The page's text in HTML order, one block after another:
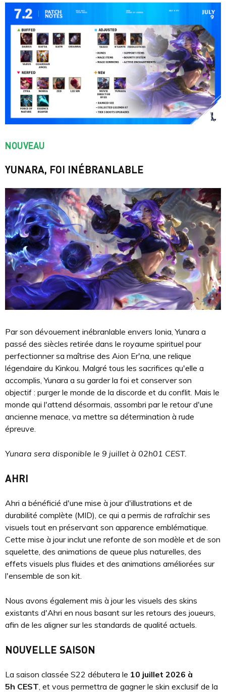
NOUVEAU
YUNARA, FOI INÉBRANLABLE
Par son dévouement inébranlable envers Ionia, Yunara a
passé des siècles retirée dans le royaume spirituel pour
perfectionner sa maîtrise des Aion Er'na, une relique
légendaire du Kinkou. Malgré tous les sacrifices qu'elle a
accomplis, Yunara a su garder la foi et conserver son
objectif : purger le monde de la discorde et du conflit. Mais le
monde qui l'attend désormais, assombri par le retour d'une
ancienne menace, va mettre sa détermination à rude
épreuve.
Yunara sera disponible le 9 juillet à 02h01 CEST.
AHRI
Ahri a bénéficié d'une mise à jour d'illustrations et de
durabilité complète (MID), ce qui a permis de rafraîchir ses
visuels tout en préservant son apparence emblématique.
Cette mise à jour inclut une refonte de son modèle et de son
squelette, des animations de queue plus naturelles, des
effets visuels plus fluides et des animations améliorées sur
l'ensemble de son kit.
Nous avons également mis à jour les visuels des skins
existants d'Ahri en nous basant sur les retours des joueurs,
afin de les aligner sur les standards de qualité actuels.
NOUVELLE SAISON
La saison classée S22 débutera le 10 juillet 2026 à
5h CEST , et vous permettra de gagner le skin exclusif de la